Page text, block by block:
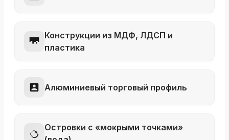
Конструкции из МДФ, ЛДСП и
пластика
Алюминиевый торговый профиль
Островки с «мокрыми точками»